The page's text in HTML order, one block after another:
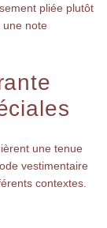
pliée plutôt
note
une tenue
vestimentaire
contextes.